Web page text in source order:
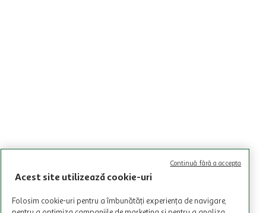
Acest site utilizează cookie-uri
Folosim cookie-uri pentru a îmbunătăți experiența de navigare,
Continuă fără a accepta